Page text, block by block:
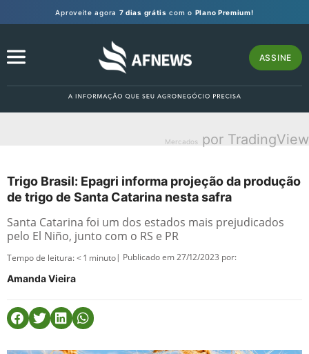
Aproveite agora 7 dias grátis com o Plano Premium!
ASSINE
Mercados por TradingView
Trigo Brasil: Epagri informa projeção da produção
de trigo de Santa Catarina nesta safra
Santa Catarina foi um dos estados mais prejudicados
pelo El Niño, junto com o RS e PR
Tempo de leitura:< 1 minuto| Publicado em 27/12/2023 por:
Amanda Vieira